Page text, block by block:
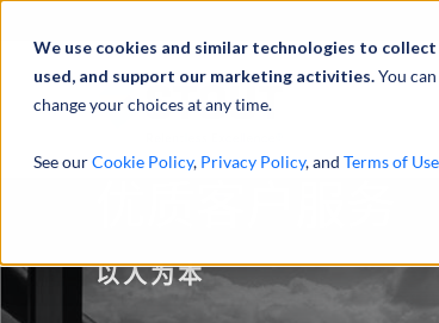
We use cookies and similar technologies to
used, and support our marketing activities.You
change your choices at any time.
See ourCookie Policy, Privacy Policy, and Terms of Use
以人为本